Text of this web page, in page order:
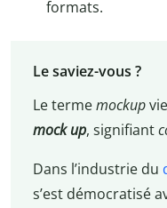
formats.
Le saviez-vous ?
Le termemockup
mock up, signifiant
Dans l’industrie du
s’est démocratisé